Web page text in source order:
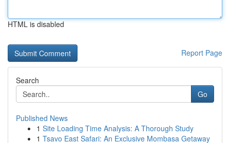
HTML is disabled
Report Page
Search
Go
Published News
1 Site Loading Time Analysis: A Thorough Study
1 Tsavo East Safari: An Exclusive Mombasa Getaway